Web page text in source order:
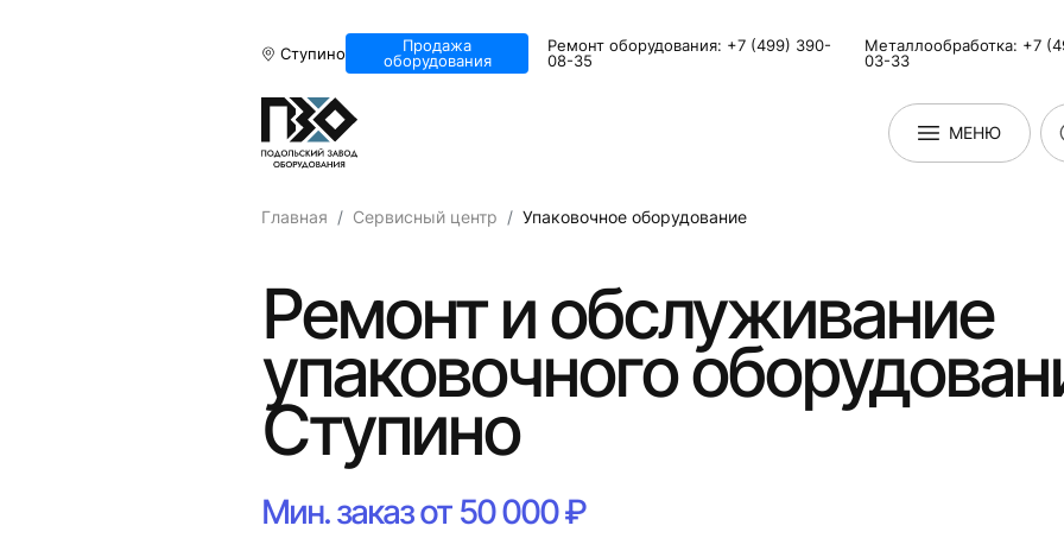
Ступино
Продажа
оборудования
Ремонт оборудования: +7 (499) 390-
08-35
Металлообработка: +7
03-33
МЕНЮ
Главная Сервисный центр Упаковочное оборудование
Ремонт и обслуживание
упаковочного
Ступино
Мин. заказ от 50 000 ₽